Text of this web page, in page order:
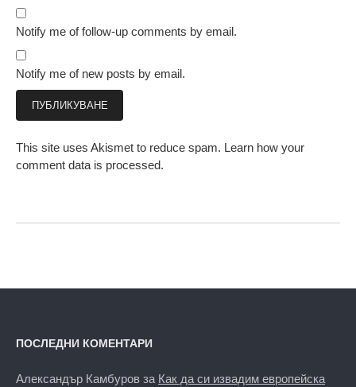
Notify me of follow-up comments by email.
Notify me of new posts by email.
This site uses Akismet to reduce spam. Learn how your
comment data is processed.
ПОСЛЕДНИ КОМЕНТАРИ
Александър Камбуров за Как да си извадим европейска